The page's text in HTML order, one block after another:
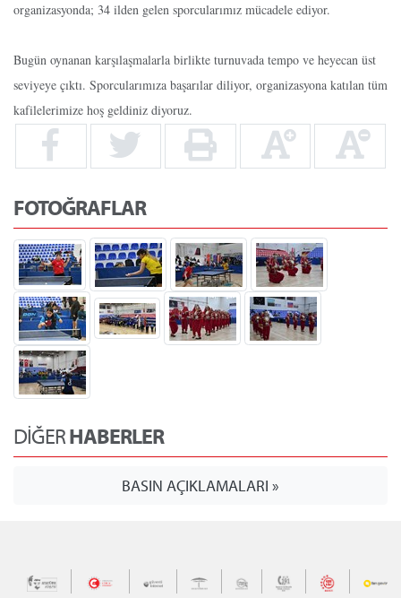
organizasyonda; 34 ilden gelen sporcularımız mücadele ediyor.
Bugün oynanan karşılaşmalarla birlikte turnuvada tempo ve heyecan üst
seviyeye çıktı. Sporcularımıza başarılar diliyor, organizasyona katılan tüm
kafilelerimize hoş geldiniz diyoruz.
FOTOĞRAFLAR
DİĞERHABERLER
BASIN AÇIKLAMALARI »